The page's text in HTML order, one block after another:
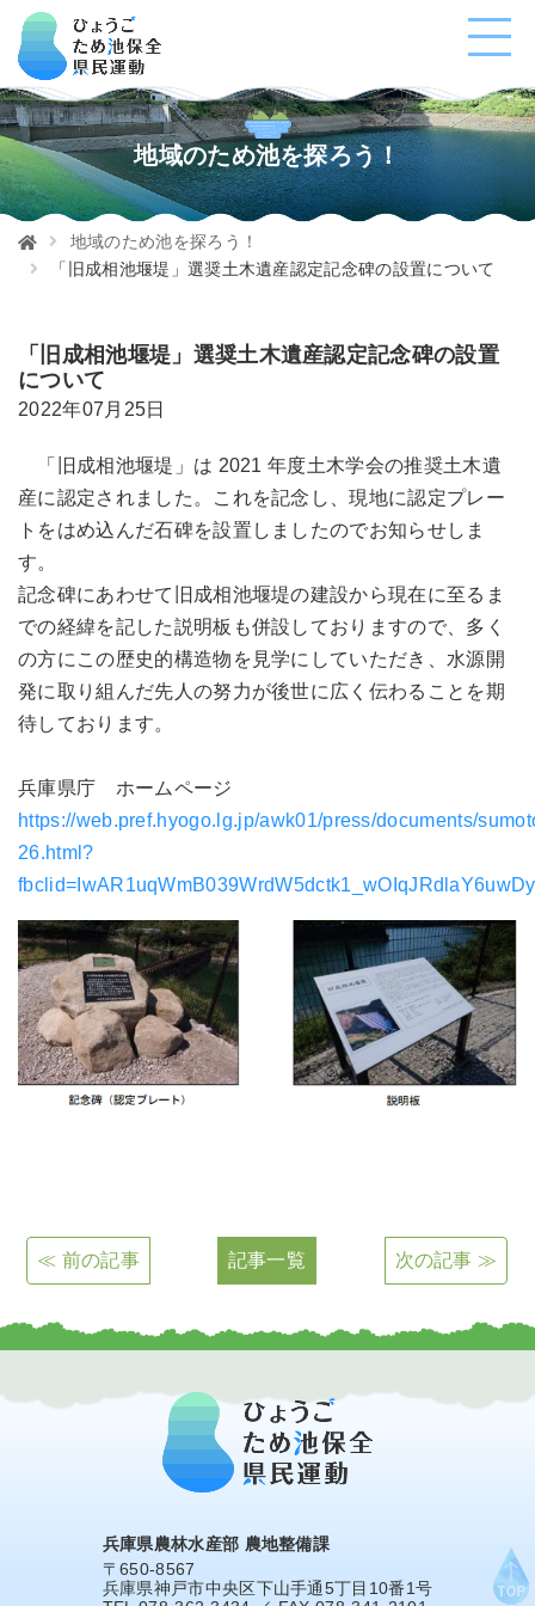
地域のため池を探ろう！
地域のため池を探ろう！
「旧成相池堰堤」選奨土木遺産認定記念碑の設置について
「旧成相池堰堤」選奨土木遺産認定記念碑の設置
について
2022年07月25日
「旧成相池堰堤」は 2021 年度土木学会の推奨土木遺
産に認定されました。これを記念し、現地に認定プレー
トをはめ込んだ石碑を設置しましたのでお知らせしま
す。
記念碑にあわせて旧成相池堰堤の建設から現在に至るま
での経緯を記した説明板も併設しておりますので、多く
の方にこの歴史的構造物を見学にしていただき、水源開
発に取り組んだ先人の努力が後世に広く伝わることを期
待しております。
兵庫県庁 ホームページ
https://web.pref.hyogo.lg.jp/awk01/press/documents/
26.html?
≪ 前の記事 記事一覧 次の記事 ≫
兵庫県農林水産部 農地整備課
〒650-8567
兵庫県神戸市中央区下山手通5丁目10番1号